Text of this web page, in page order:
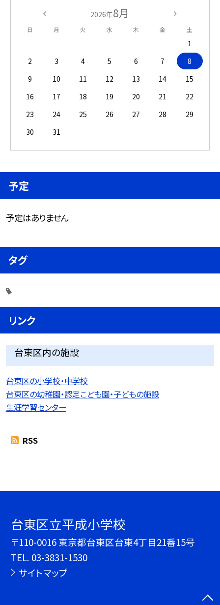
2026年8月
日 月 火 水 木 金 土
1
2
3 4 5 6 7
8
9
10 11 12 13 14
15
16
17 18 19 20 21
22
23
24 25 26 27 28
29
30
31
予定
予定はありません
タグ
リンク
台東区内の施設
台東区の小学校・中学校
台東区の幼稚園・認定こども園・子どもの施設
生涯学習センター
RSS
台東区立平成小学校
〒110-0016 東京都台東区台東4丁目21番15号
TEL. 03-3831-1530
サイトマップ